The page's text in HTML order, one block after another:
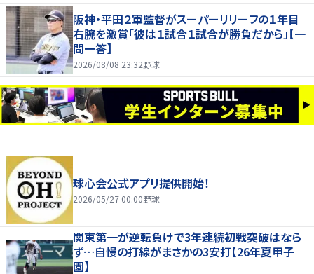
阪神・平田２軍監督がスーパーリリーフの１年目
右腕を激賞「彼は１試合１試合が勝負だから」【一
問一答】
2026/08/08 23:32野球
球心会公式アプリ提供開始！
2026/05/27 00:00野球
関東第一が逆転負けで3年連続初戦突破はなら
ず…自慢の打線がまさかの3安打【26年夏甲子
園】